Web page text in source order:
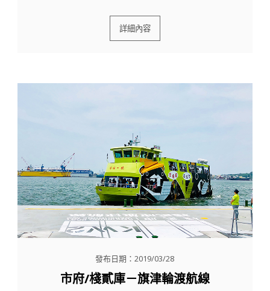
詳細內容
發布日期：2019/03/28
市府/棧貳庫－旗津輪渡航線